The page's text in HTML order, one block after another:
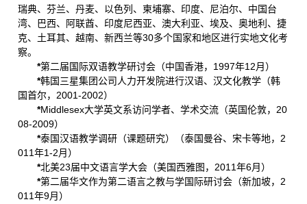
瑞典、芬兰、丹麦、以色列、柬埔寨、印度、尼泊尔、中国台
湾、巴西、阿联酋、印度尼西亚、澳大利亚、埃及、奥地利、捷
克、土耳其、越南、新西兰等30多个国家和地区进行实地文化考
察。
*第二届国际双语教学研讨会（中国香港，1997年12月）
*韩国三星集团公司人力开发院进行汉语、汉文化教学（韩
国首尔，2001-2002）
*Middlesex大学英文系访问学者、学术交流（英国伦敦，20
08-2009）
*泰国汉语教学调研（课题研究）（泰国曼谷、宋卡等地，2
011年1-2月）
*北美23届中文语言学大会（美国西雅图，2011年6月）
*第二届华文作为第二语言之教与学国际研讨会（新加坡，2
011年9月）